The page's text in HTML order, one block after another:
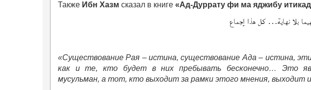
Также Ибн Хазм сказал в книге «Ад-Дуррату фи ма яджибу
بلا نهاية… كل هذا إجماع
«Существование Рая – истина, существование Ада – истина,
как и те, кто будет в них пребывать бесконечно… Это
мусульман, а тот, кто выходит за рамки этого мнения, выходит